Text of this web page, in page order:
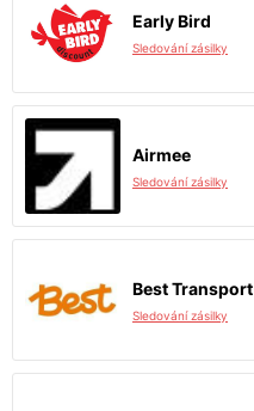
Early Bird
Sledování zásilky
Airmee
Sledování zásilky
Best Transport
Sledování zásilky